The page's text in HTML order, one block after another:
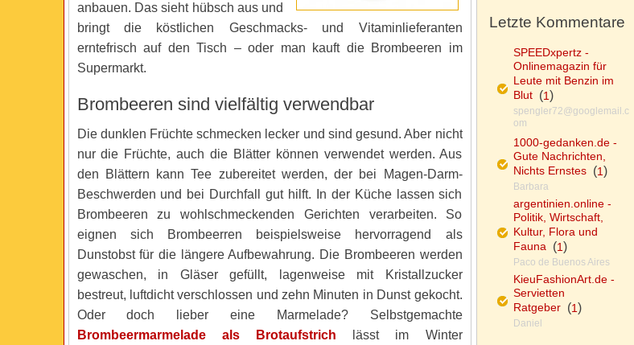
anbauen. Das sieht hübsch aus und
bringt die köstlichen Geschmacks- und Vitaminlieferanten
erntefrisch auf den Tisch – oder man kauft die Brombeeren im
Supermarkt.
Brombeeren sind vielfältig verwendbar
Die dunklen Früchte schmecken lecker und sind gesund. Aber nicht
nur die Früchte, auch die Blätter können verwendet werden. Aus
den Blättern kann Tee zubereitet werden, der bei Magen-Darm-
Beschwerden und bei Durchfall gut hilft. In der Küche lassen sich
Brombeeren zu wohlschmeckenden Gerichten verarbeiten. So
eignen sich Brombeerren beispielsweise hervorragend als
Dunstobst für die längere Aufbewahrung. Die Brombeeren werden
gewaschen, in Gläser gefüllt, lagenweise mit Kristallzucker
bestreut, luftdicht verschlossen und zehn Minuten in Dunst gekocht.
Oder doch lieber eine Marmelade? Selbstgemachte
Brombeermarmelade als Brotaufstrich lässt im Winter
Letzte Kommentare
SPEEDxpertz -
Onlinemagazin für
Leute mit Benzin im
Blut(1)
spengler72@googlemail.c
om
1000-gedanken.de -
Gute Nachrichten,
Nichts Ernstes(1)
Barbara
argentinien.online -
Politik, Wirtschaft,
Kultur, Flora und
Fauna(1)
Paco de Buenos Aires
KieuFashionArt.de -
Servietten
Ratgeber(1)
Daniel